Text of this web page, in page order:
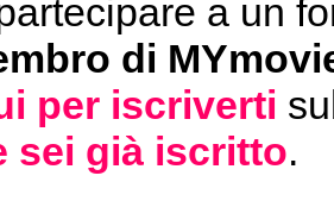
a un
di
per iscriverti
sei già iscritto.